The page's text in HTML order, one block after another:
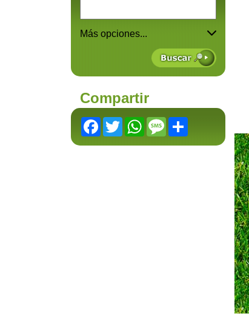
Más opciones...
Compartir
Facebook
TwitterWhatsApp
Message